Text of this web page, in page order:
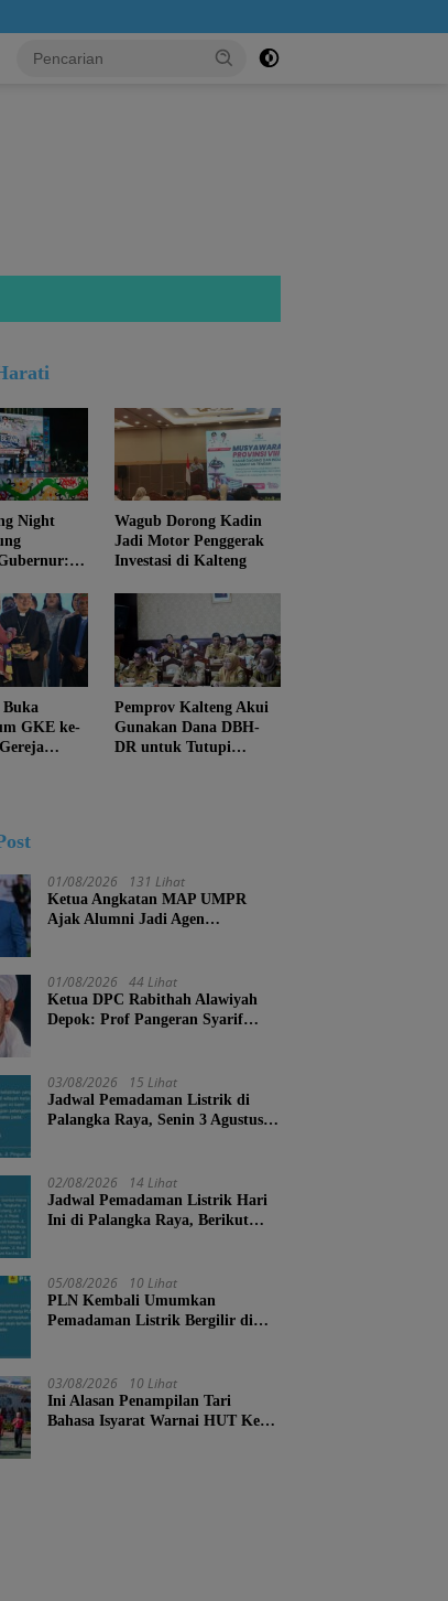
Night
Wagub Dorong Kadin
Jadi Motor Penggerak
Investasi di Kalteng
Buka
GKE ke-
Pemprov Kalteng Akui
Gunakan Dana DBH-
DR untuk Tutupi
01/08/2026 131 Lihat
Ketua Angkatan MAP UMPR
Ajak Alumni Jadi Agen
01/08/2026 44 Lihat
Ketua DPC Rabithah Alawiyah
Depok: Prof Pangeran Syarif
Menjadi Calon Ketua Umum
Rabitah Alawiyah
03/08/2026 15 Lihat
Jadwal Pemadaman Listrik di
Palangka Raya, Senin 3 Agustus
02/08/2026 14 Lihat
Jadwal Pemadaman Listrik Hari
Ini di Palangka Raya, Berikut
05/08/2026 10 Lihat
PLN Kembali Umumkan
Pemadaman Listrik Bergilir di
03/08/2026 10 Lihat
Ini Alasan Penampilan Tari
Bahasa Isyarat Warnai HUT Ke-